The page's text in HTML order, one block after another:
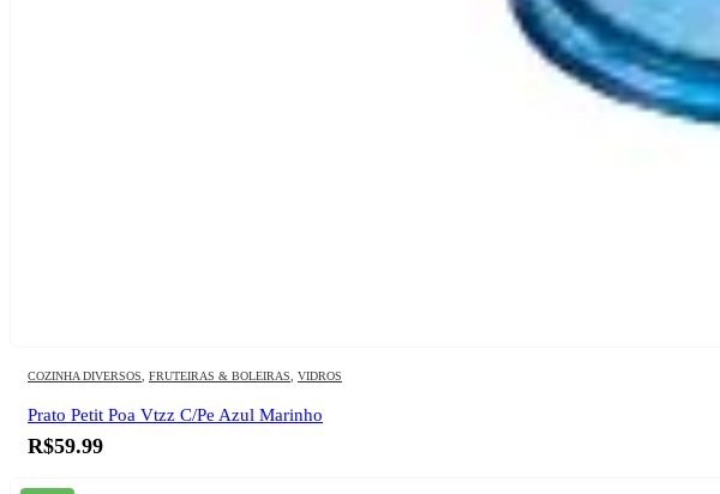
COZINHA DIVERSOS, FRUTEIRAS & BOLEIRAS, VIDROS
Prato Petit Poa Vtzz C/Pe Azul Marinho
R$59.99